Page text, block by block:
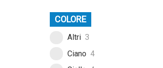
COLORE
Altri 3
Ciano 4